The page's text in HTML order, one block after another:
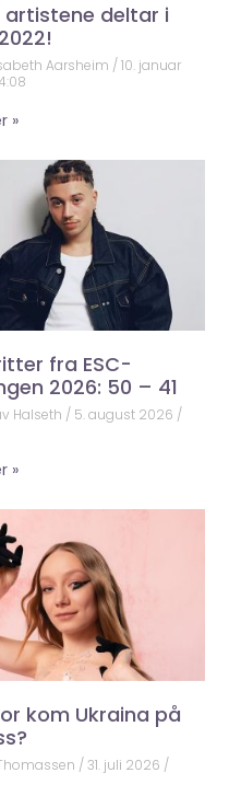
artistene deltar i
Aarsheim 10. januar
»
fra ESC-
2026: 50 – 41
Halseth 5. august 2026
»
kom Ukraina på
31. juli 2026